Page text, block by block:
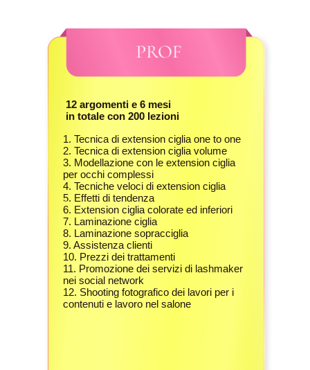
12 argomenti e 6 mesi
in totale con 200 lezioni
1. Tecnica di extension ciglia one to one
2. Tecnica di extension ciglia volume
3. Modellazione con le extension ciglia
per occhi complessi
4. Tecniche veloci di extension ciglia
5. Effetti di tendenza
6. Extension ciglia colorate ed inferiori
7. Laminazione ciglia
8. Laminazione sopracciglia
9. Assistenza clienti
10. Prezzi dei trattamenti
11. Promozione dei servizi di lashmaker
nei social network
12. Shooting fotografico dei lavori per i
contenuti e lavoro nel salone